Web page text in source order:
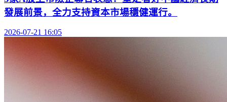
發展前景，全力支持資本市場穩健運行。
2026-07-21 16:05